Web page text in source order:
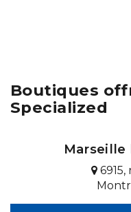
Boutiques
Specialized
6915,